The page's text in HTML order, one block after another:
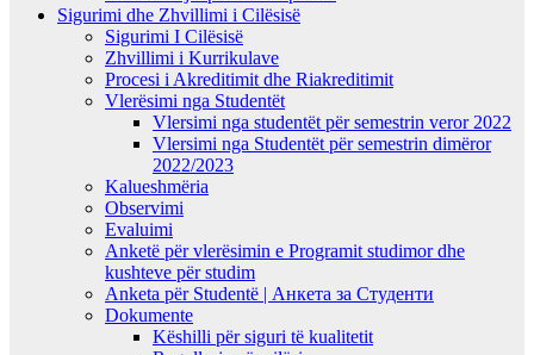
Sigurimi dhe Zhvillimi i Cilësisë
Sigurimi I Cilësisë
Zhvillimi i Kurrikulave
Procesi i Akreditimit dhe Riakreditimit
Vlerësimi nga Studentët
Vlersimi nga studentët për semestrin veror 2022
Vlersimi nga Studentët për semestrin dimëror
2022/2023
Kalueshmëria
Observimi
Evaluimi
Anketë për vlerësimin e Programit studimor dhe
kushteve për studim
Anketa për Studentë | Анкета за Студенти
Dokumente
Këshilli për siguri të kualitetit